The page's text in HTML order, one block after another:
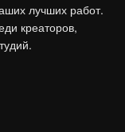
лучших работ.
креаторов,